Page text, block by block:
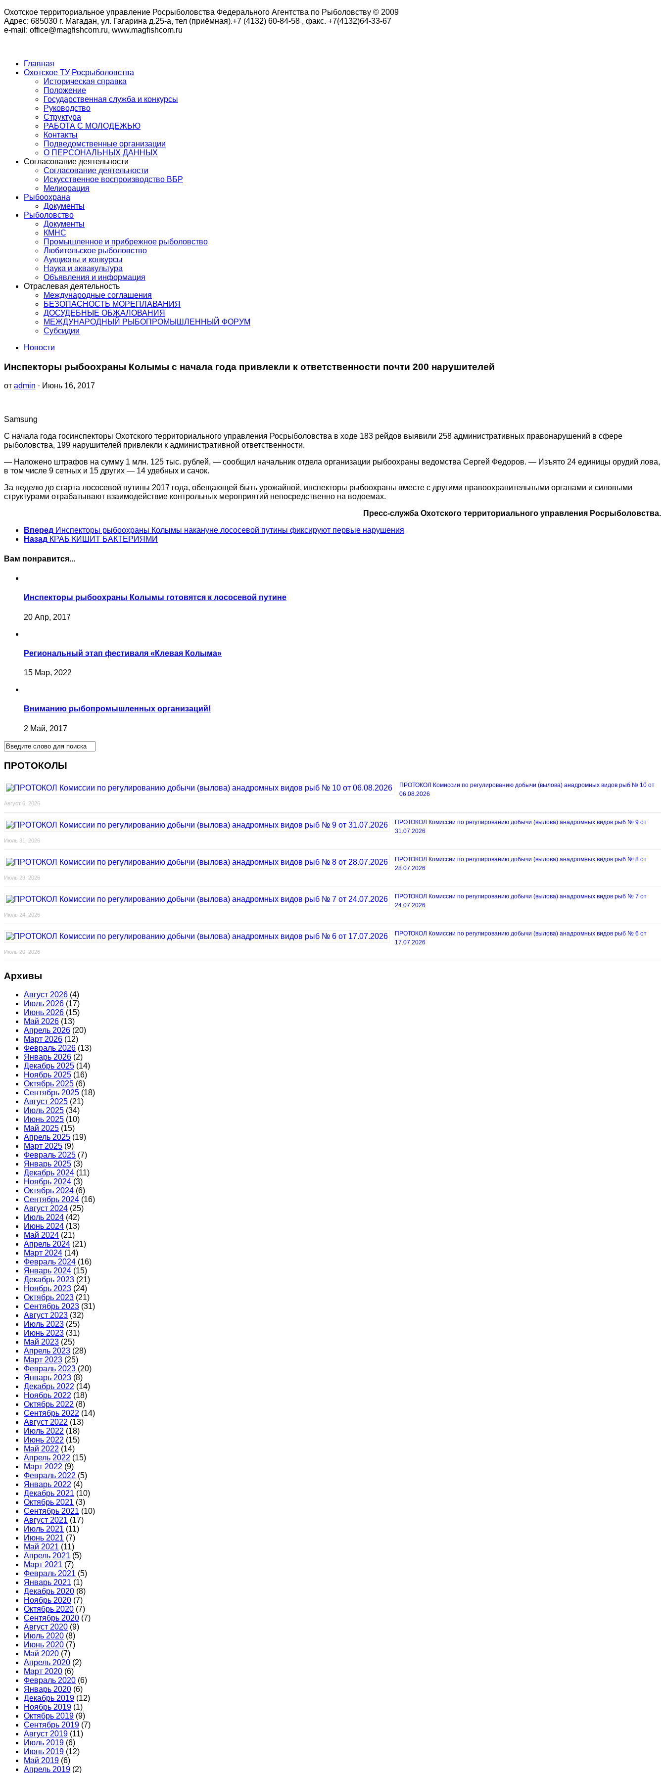
Охотское территориальное управление Росрыболовства Федерального Агентства по Рыболовству © 2009
Адрес: 685030 г. Магадан, ул. Гагарина д.25-а, тел (приёмная).+7 (4132) 60-84-58 , факс. +7(4132)64-33-67
e-mail: office@magfishcom.ru, www.magfishcom.ru
Главная
Охотское ТУ Росрыболовства
Историческая справка
Положение
Государственная служба и конкурсы
Руководство
Структура
РАБОТА С МОЛОДЕЖЬЮ
Контакты
Подведомственные организации
О ПЕРСОНАЛЬНЫХ ДАННЫХ
Согласование деятельности
Согласование деятельности
Искусственное воспроизводство ВБР
Мелиорация
Рыбоохрана
Документы
Рыболовство
Документы
КМНС
Промышленное и прибрежное рыболовство
Любительское рыболовство
Аукционы и конкурсы
Наука и аквакультура
Объявления и информация
Отраслевая деятельность
Международные соглашения
БЕЗОПАСНОСТЬ МОРЕПЛАВАНИЯ
ДОСУДЕБНЫЕ ОБЖАЛОВАНИЯ
МЕЖДУНАРОДНЫЙ РЫБОПРОМЫШЛЕННЫЙ ФОРУМ
Субсидии
Новости
Инспекторы рыбоохраны Колымы с начала года привлекли к ответственности почти 200 нарушителей
от admin · Июнь 16, 2017
Samsung
С начала года госинспекторы Охотского территориального управления Росрыболовства в ходе 183 рейдов выявили 258 административных правонарушений в сфере
рыболовства, 199 нарушителей привлекли к административной ответственности.
— Наложено штрафов на сумму 1 млн. 125 тыс. рублей, — сообщил начальник отдела организации рыбоохраны ведомства Сергей Федоров. — Изъято 24 единицы орудий лова,
в том числе 9 сетных и 15 других — 14 удебных и сачок.
За неделю до старта лососевой путины 2017 года, обещающей быть урожайной, инспекторы рыбоохраны вместе с другими правоохранительными органами и силовыми
структурами отрабатывают взаимодействие контрольных мероприятий непосредственно на водоемах.
Пресс-служба Охотского территориального управления Росрыболовства.
Вперед Инспекторы рыбоохраны Колымы накануне лососевой путины фиксируют первые нарушения
Назад КРАБ КИШИТ БАКТЕРИЯМИ
Вам понравится...
Инспекторы рыбоохраны Колымы готовятся к лососевой путине
20 Апр, 2017
Региональный этап фестиваля «Клевая Колыма»
15 Мар, 2022
Вниманию рыбопромышленных организаций!
2 Май, 2017
ПРОТОКОЛЫ
ПРОТОКОЛ Комиссии по регулированию добычи (вылова) анадромных видов рыб № 10 от
06.08.2026
Август 6, 2026
ПРОТОКОЛ Комиссии по регулированию добычи (вылова) анадромных видов рыб № 9 от
31.07.2026
Июль 31, 2026
ПРОТОКОЛ Комиссии по регулированию добычи (вылова) анадромных видов рыб № 8 от
28.07.2026
Июль 29, 2026
ПРОТОКОЛ Комиссии по регулированию добычи (вылова) анадромных видов рыб № 7 от
24.07.2026
Июль 24, 2026
ПРОТОКОЛ Комиссии по регулированию добычи (вылова) анадромных видов рыб № 6 от
17.07.2026
Июль 20, 2026
Архивы
Август 2026 (4)
Июль 2026 (17)
Июнь 2026 (15)
Май 2026 (13)
Апрель 2026 (20)
Март 2026 (12)
Февраль 2026 (13)
Январь 2026 (2)
Декабрь 2025 (14)
Ноябрь 2025 (16)
Октябрь 2025 (6)
Сентябрь 2025 (18)
Август 2025 (21)
Июль 2025 (34)
Июнь 2025 (10)
Май 2025 (15)
Апрель 2025 (19)
Март 2025 (9)
Февраль 2025 (7)
Январь 2025 (3)
Декабрь 2024 (11)
Ноябрь 2024 (3)
Октябрь 2024 (6)
Сентябрь 2024 (16)
Август 2024 (25)
Июль 2024 (42)
Июнь 2024 (13)
Май 2024 (21)
Апрель 2024 (21)
Март 2024 (14)
Февраль 2024 (16)
Январь 2024 (15)
Декабрь 2023 (21)
Ноябрь 2023 (24)
Октябрь 2023 (21)
Сентябрь 2023 (31)
Август 2023 (32)
Июль 2023 (25)
Июнь 2023 (31)
Май 2023 (25)
Апрель 2023 (28)
Март 2023 (25)
Февраль 2023 (20)
Январь 2023 (8)
Декабрь 2022 (14)
Ноябрь 2022 (18)
Октябрь 2022 (8)
Сентябрь 2022 (14)
Август 2022 (13)
Июль 2022 (18)
Июнь 2022 (15)
Май 2022 (14)
Апрель 2022 (15)
Март 2022 (9)
Февраль 2022 (5)
Январь 2022 (4)
Декабрь 2021 (10)
Октябрь 2021 (3)
Сентябрь 2021 (10)
Август 2021 (17)
Июль 2021 (11)
Июнь 2021 (7)
Май 2021 (11)
Апрель 2021 (5)
Март 2021 (7)
Февраль 2021 (5)
Январь 2021 (1)
Декабрь 2020 (8)
Ноябрь 2020 (7)
Октябрь 2020 (7)
Сентябрь 2020 (7)
Август 2020 (9)
Июль 2020 (8)
Июнь 2020 (7)
Май 2020 (7)
Апрель 2020 (2)
Март 2020 (6)
Февраль 2020 (6)
Январь 2020 (6)
Декабрь 2019 (12)
Ноябрь 2019 (1)
Октябрь 2019 (9)
Сентябрь 2019 (7)
Август 2019 (11)
Июль 2019 (6)
Июнь 2019 (12)
Май 2019 (6)
Апрель 2019 (2)